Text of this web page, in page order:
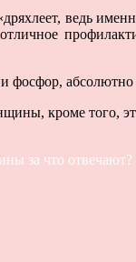
ведь
фосфор, абсолютно
кроме того,
за что отвечают?